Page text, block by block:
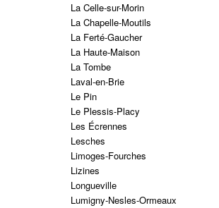
La Celle-sur-Morin
La Chapelle-Moutils
La Ferté-Gaucher
La Haute-Maison
La Tombe
Laval-en-Brie
Le Pin
Le Plessis-Placy
Les Écrennes
Lesches
Limoges-Fourches
Lizines
Longueville
Lumigny-Nesles-Ormeaux